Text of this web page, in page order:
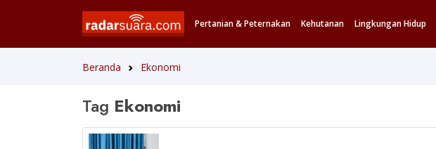
Pertanian & Peternakan Kehutanan Lingkungan Hidup
Beranda Ekonomi
Tag Ekonomi